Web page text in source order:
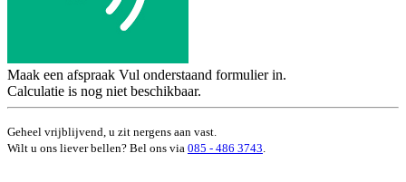
Maak een afspraak Vul onderstaand formulier in.
Calculatie is nog niet beschikbaar.
Geheel vrijblijvend, u zit nergens aan vast.
Wilt u ons liever bellen? Bel ons via 085 - 486 3743.